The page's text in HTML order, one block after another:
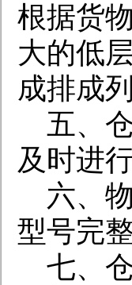
根据货
大的低
成排成
五、
及时进
六、
型号完整
七、